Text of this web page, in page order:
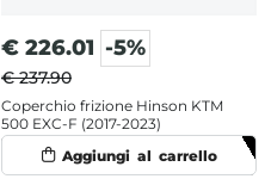
€ 226.01 -5%
€ 237.90
Coperchio frizione Hinson KTM
500 EXC-F (2017-2023)